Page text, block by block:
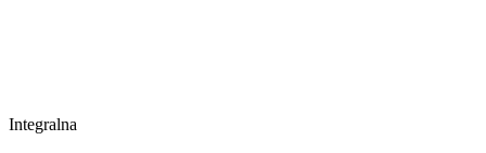
Integralna